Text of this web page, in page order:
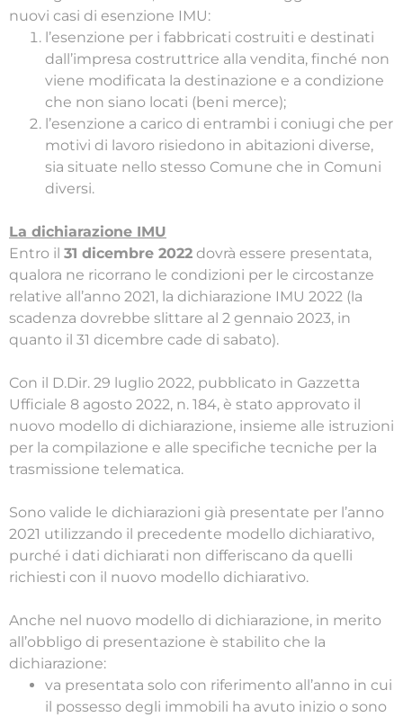
nuovi casi di esenzione IMU:
l’esenzione per i fabbricati costruiti e destinati
dall’impresa costruttrice alla vendita, finché non
viene modificata la destinazione e a condizione
che non siano locati (beni merce);
l’esenzione a carico di entrambi i coniugi che per
motivi di lavoro risiedono in abitazioni diverse,
sia situate nello stesso Comune che in Comuni
diversi.
La dichiarazione IMU
Entro il 31 dicembre 2022 dovrà essere presentata,
qualora ne ricorrano le condizioni per le circostanze
relative all’anno 2021, la dichiarazione IMU 2022 (la
scadenza dovrebbe slittare al 2 gennaio 2023, in
quanto il 31 dicembre cade di sabato).
Con il D.Dir. 29 luglio 2022, pubblicato in Gazzetta
Ufficiale 8 agosto 2022, n. 184, è stato approvato il
nuovo modello di dichiarazione, insieme alle istruzioni
per la compilazione e alle specifiche tecniche per la
trasmissione telematica.
Sono valide le dichiarazioni già presentate per l’anno
2021 utilizzando il precedente modello dichiarativo,
purché i dati dichiarati non differiscano da quelli
richiesti con il nuovo modello dichiarativo.
Anche nel nuovo modello di dichiarazione, in merito
all’obbligo di presentazione è stabilito che la
dichiarazione:
va presentata solo con riferimento all’anno in cui
il possesso degli immobili ha avuto inizio o sono